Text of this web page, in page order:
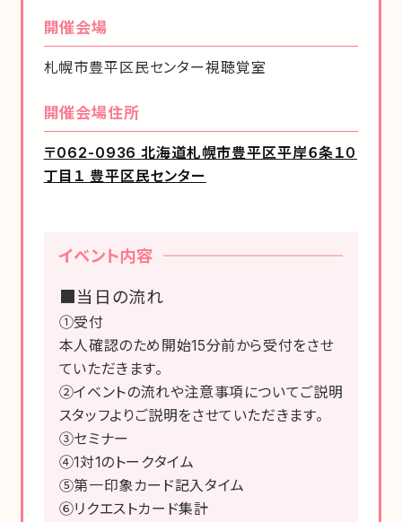
開催会場
札幌市豊平区民センター視聴覚室
開催会場住所
〒062-0936 北海道札幌市豊平区平岸６条１０
丁目１ 豊平区民センター
イベント内容
■当日の流れ
①受付
本人確認のため開始15分前から受付をさせ
ていただきます。
②イベントの流れや注意事項についてご説明
スタッフよりご説明をさせていただきます。
③セミナー
④1対1のトークタイム
⑤第一印象カード記入タイム
⑥リクエストカード集計